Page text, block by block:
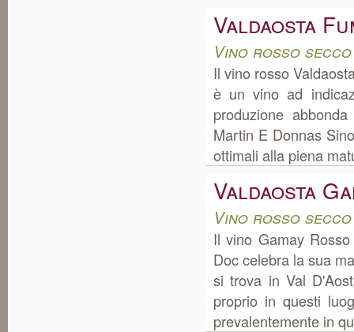
Valdaosta
Vino rosso
Il vino rosso
è un vino ad
produzione
Martin E Donnas
ottimali alla piena
Valdaosta
Vino rosso
Il vino Gamay
Doc celebra la sua
si trova in Val
proprio in questi
prevalentemente in